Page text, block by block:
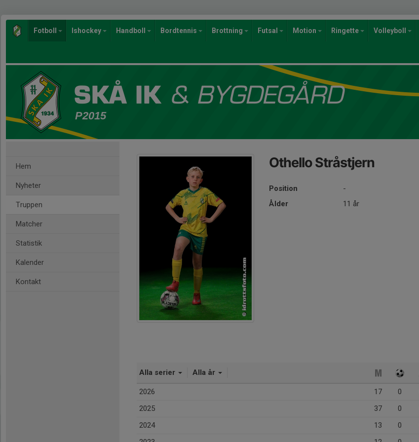
Fotboll Ishockey Handboll Bordtennis Brottning Futsal Motion Ringette Volleyboll
P2015
Hem
Nyheter
Truppen
Matcher
Statistik
Kalender
Kontakt
Othello Stråstjern
Position
-
Ålder
11 år
Alla serier Alla år
2026 17 0
2025
37 0
2024
13 0